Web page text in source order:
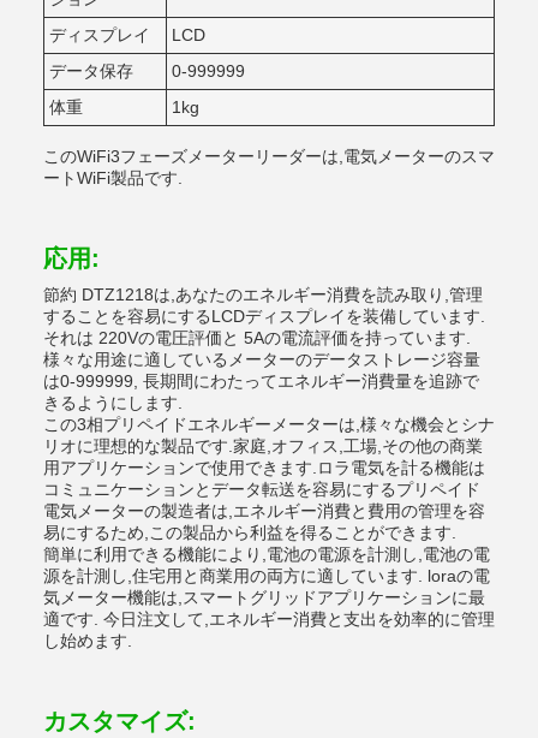
ディスプレイ
LCD
データ保存
0-999999
体重
1kg
このWiFi3フェーズメーターリーダーは,電気メーターのスマ
ートWiFi製品です.
応用:
節約 DTZ1218は,あなたのエネルギー消費を読み取り,管理
することを容易にするLCDディスプレイを装備しています.
それは 220Vの電圧評価と 5Aの電流評価を持っています.
様々な用途に適しているメーターのデータストレージ容量
は0-999999, 長期間にわたってエネルギー消費量を追跡で
きるようにします.
この3相プリペイドエネルギーメーターは,様々な機会とシナ
リオに理想的な製品です.家庭,オフィス,工場,その他の商業
用アプリケーションで使用できます.ロラ電気を計る機能は
コミュニケーションとデータ転送を容易にするプリペイド
電気メーターの製造者は,エネルギー消費と費用の管理を容
易にするため,この製品から利益を得ることができます.
簡単に利用できる機能により,電池の電源を計測し,電池の電
源を計測し,住宅用と商業用の両方に適しています. loraの電
気メーター機能は,スマートグリッドアプリケーションに最
適です. 今日注文して,エネルギー消費と支出を効率的に管理
し始めます.
カスタマイズ: